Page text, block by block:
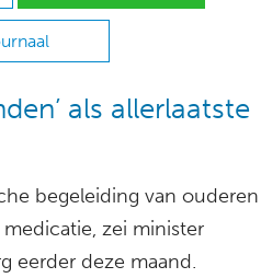
als allerlaatste
begeleiding van ouderen
zei minister
eerder deze maand.